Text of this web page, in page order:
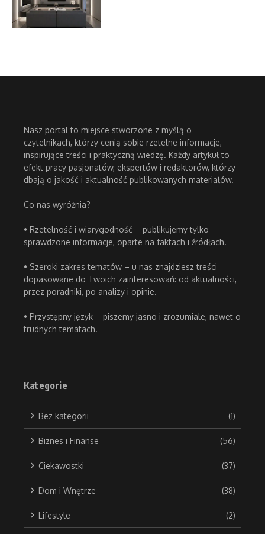
Nasz portal to miejsce stworzone z myślą o
czytelnikach, którzy cenią sobie rzetelne informacje,
inspirujące treści i praktyczną wiedzę. Każdy artykuł to
efekt pracy pasjonatów, ekspertów i redaktorów, którzy
dbają o jakość i aktualność publikowanych materiałów.
Co nas wyróżnia?
• Rzetelność i wiarygodność – publikujemy tylko
sprawdzone informacje, oparte na faktach i źródłach.
• Szeroki zakres tematów – u nas znajdziesz treści
dopasowane do Twoich zainteresowań: od aktualności,
przez poradniki, po analizy i opinie.
• Przystępny język – piszemy jasno i zrozumiale, nawet o
trudnych tematach.
Kategorie
Bez kategorii (1)
Biznes i Finanse (56)
Ciekawostki (37)
Dom i Wnętrze (38)
Lifestyle (2)